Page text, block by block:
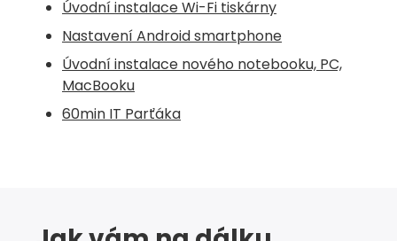
Úvodní instalace Wi-Fi tiskárny
Nastavení Android smartphone
Úvodní instalace nového notebooku, PC,
MacBooku
60min IT Parťáka